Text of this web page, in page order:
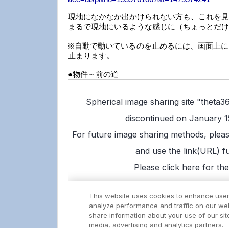
現地になかなか出かけられない方も、これを
まるで現地にいるような感じに（ちょっとだ
※自動で動いているのを止めるには、画面上
止まります。
●物件～前の道